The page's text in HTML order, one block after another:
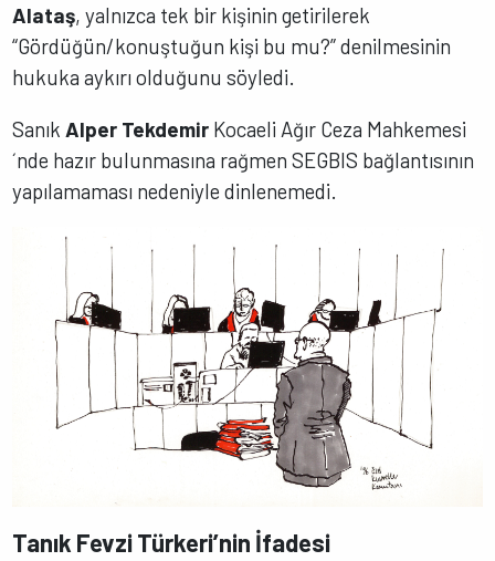
Alataş, yalnızca tek bir kişinin getirilerek
“Gördüğün/konuştuğun kişi bu mu?” denilmesinin
hukuka aykırı olduğunu söyledi.
Sanık Alper Tekdemir Kocaeli Ağır Ceza Mahkemesi
´nde hazır bulunmasına rağmen SEGBIS bağlantısının
yapılamaması nedeniyle dinlenemedi.
Tanık Fevzi Türkeri’nin İfadesi